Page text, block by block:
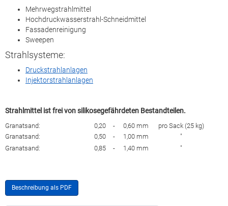
Mehrwegstrahlmittel
Hochdruckwasserstrahl-Schneidmittel
Fassadenreinigung
Sweepen
Strahlsysteme:
Druckstrahlanlagen
Injektorstrahlanlagen
Strahlmittel ist frei von silikosegefährdeten Bestandteilen.
Granatsand: 0,20 - 0,60 mm
pro Sack (25 kg)
Granatsand:
0,50 - 1,00 mm
"
Granatsand:
0,85 - 1,40 mm "
Beschreibung als PDF